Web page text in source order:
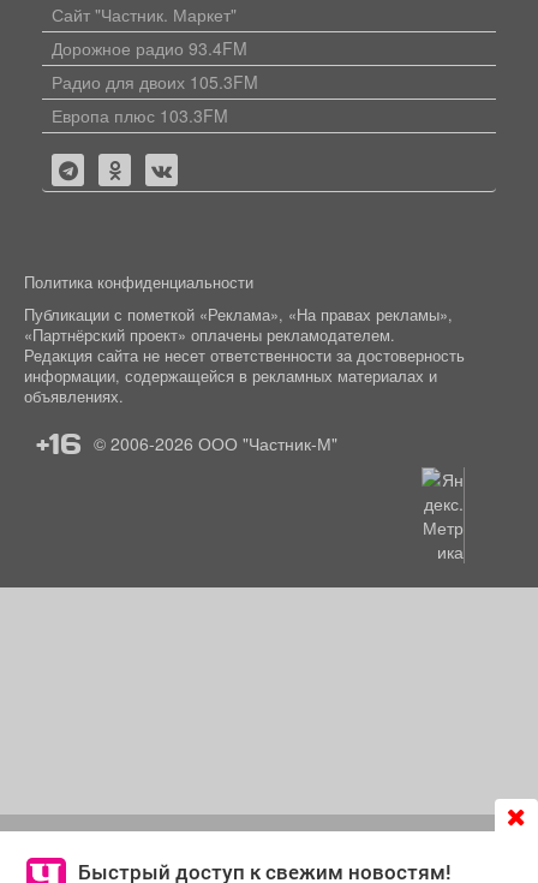
Быстрый доступ к свежим новостям!
согласие на обработку файлов cookie, которые
Сайт "Частник. Маркет"
Дорожное радио 93.4FM
Радио для двоих 105.3FM
Европа плюс 103.3FM
Политика конфиденциальности
Публикации с пометкой «Реклама», «На правах рекламы»,
«Партнёрский проект» оплачены рекламодателем.
Редакция сайта не несет ответственности за достоверность
информации, содержащейся в рекламных материалах и
объявлениях.
+16 © 2006-2026 ООО "Частник-М"